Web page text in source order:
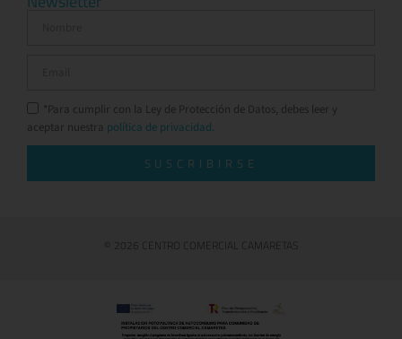
*Para cumplir con la Ley de Protección de Datos, debes leer y
aceptar nuestra política de privacidad.
SUSCRIBIRSE
© 2026 CENTRO COMERCIAL CAMARETAS